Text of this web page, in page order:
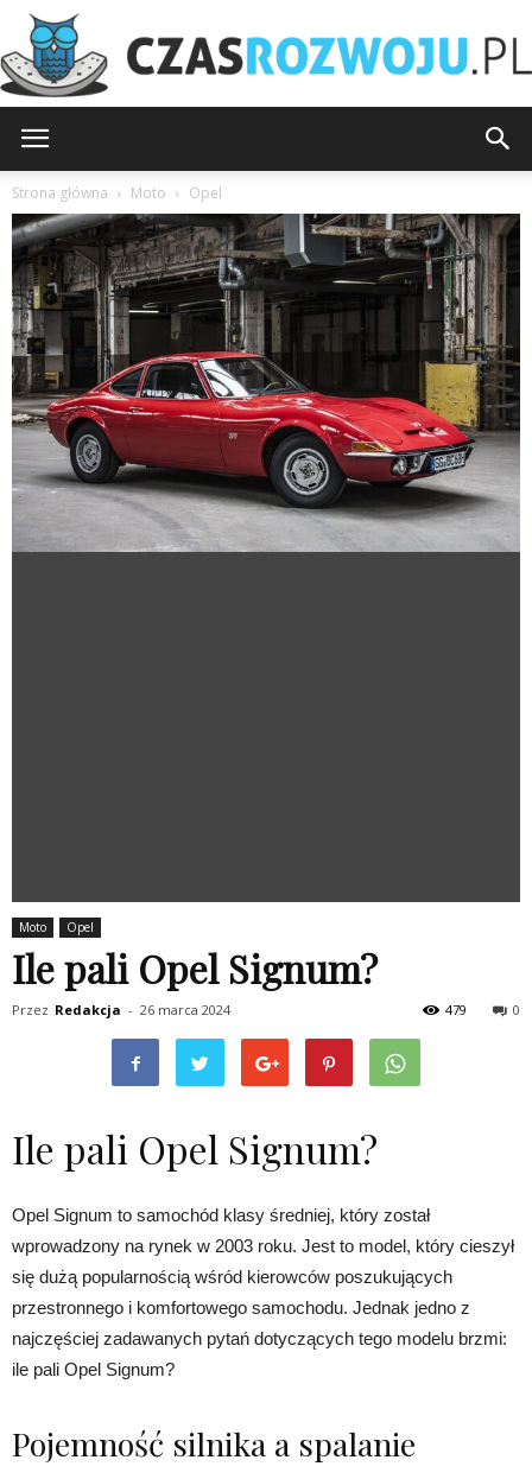
Strona główna Moto Opel
Moto Opel
Ile pali Opel Signum?
Przez Redakcja - 26 marca 2024 0
479
Ile pali Opel Signum?
Opel Signum to samochód klasy średniej, który został
wprowadzony na rynek w 2003 roku. Jest to model, który cieszył
się dużą popularnością wśród kierowców poszukujących
przestronnego i komfortowego samochodu. Jednak jedno z
najczęściej zadawanych pytań dotyczących tego modelu brzmi:
ile pali Opel Signum?
Pojemność silnika a spalanie